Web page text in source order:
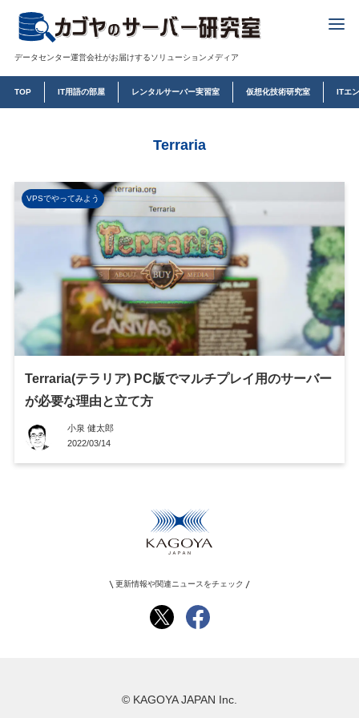
データセンター運営会社がお届けするソリューションメディア
TOP IT用語の部屋 レンタルサーバー実習室 仮想化技術研究室 ITエ
Terraria
VPSでやってみよう
Terraria(テラリア) PC版でマルチプレイ用のサーバー
が必要な理由と立て方
小泉 健太郎
2022/03/14
更新情報や関連ニュースをチェック
© KAGOYA JAPAN Inc.